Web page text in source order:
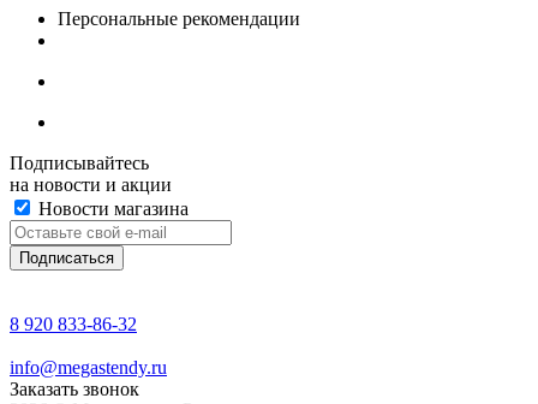
Персональные рекомендации
Подписывайтесь
на новости и акции
Новости магазина
8 920 833-86-32
info@megastendy.ru
Заказать звонок